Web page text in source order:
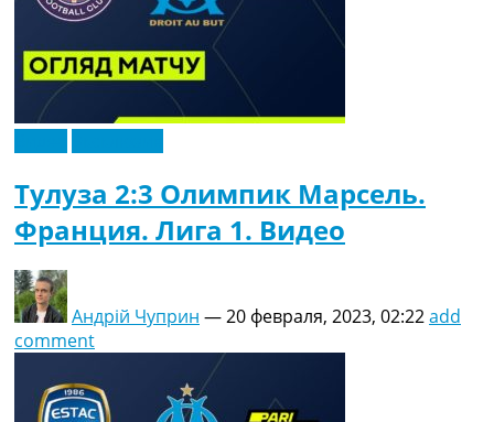
Тулуза 2:3 Олимпик Марсель.
Франция. Лига 1. Видео
Андрій Чуприн —20 февраля, 2023, 02:22add
comment